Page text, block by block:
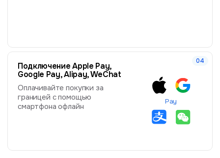
Подключение Apple Pay,
Google Pay, Alipay, WeChat
Оплачивайте покупки за
границей с помощью
смартфона офлайн
Pay